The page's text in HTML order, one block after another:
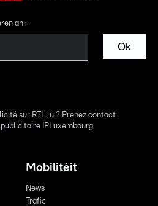
an :
Ok
sur RTL.lu ? Prenez contact
IPLuxembourg
Mobilitéit
News
Trafic